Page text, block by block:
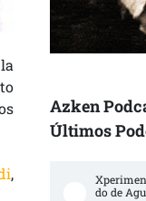
,
Azken
Últimos
do de